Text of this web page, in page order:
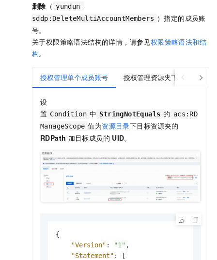
删除 （ yundun-
sddp:DeleteMultiAccountMembers ）指定的成员账
号。
关于权限策略语法结构的详情，请参见权限策略语法和结
构。
授权管理单个成员账号 授权管理资源夹下成员账号
设
置 Condition 中 StringNotEquals 的 acs:RD
ManageScope 值为资源目录下目标资源夹的
RDPath 加目标成员的 UID。
{
"Version" : "1" ,
"Statement" :
[